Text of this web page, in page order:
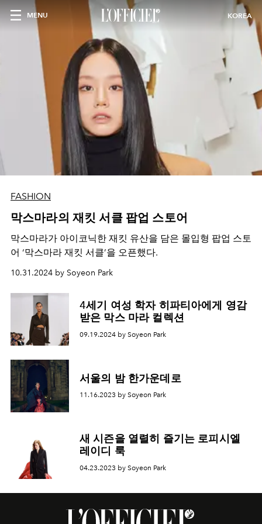
MENU KOREA
FASHION
막스마라의 재킷 서클 팝업 스토어
막스마라가 아이코닉한 재킷 유산을 담은 몰입형 팝업 스토
어 ‘막스마라 재킷 서클’을 오픈했다.
10.31.2024 by Soyeon Park
4세기 여성 학자 히파티아에게 영감
받은 막스 마라 컬렉션
09.19.2024 by Soyeon Park
서울의 밤 한가운데로
11.16.2023 by Soyeon Park
새 시즌을 열렬히 즐기는 로피시엘
레이디 룩
04.23.2023 by Soyeon Park